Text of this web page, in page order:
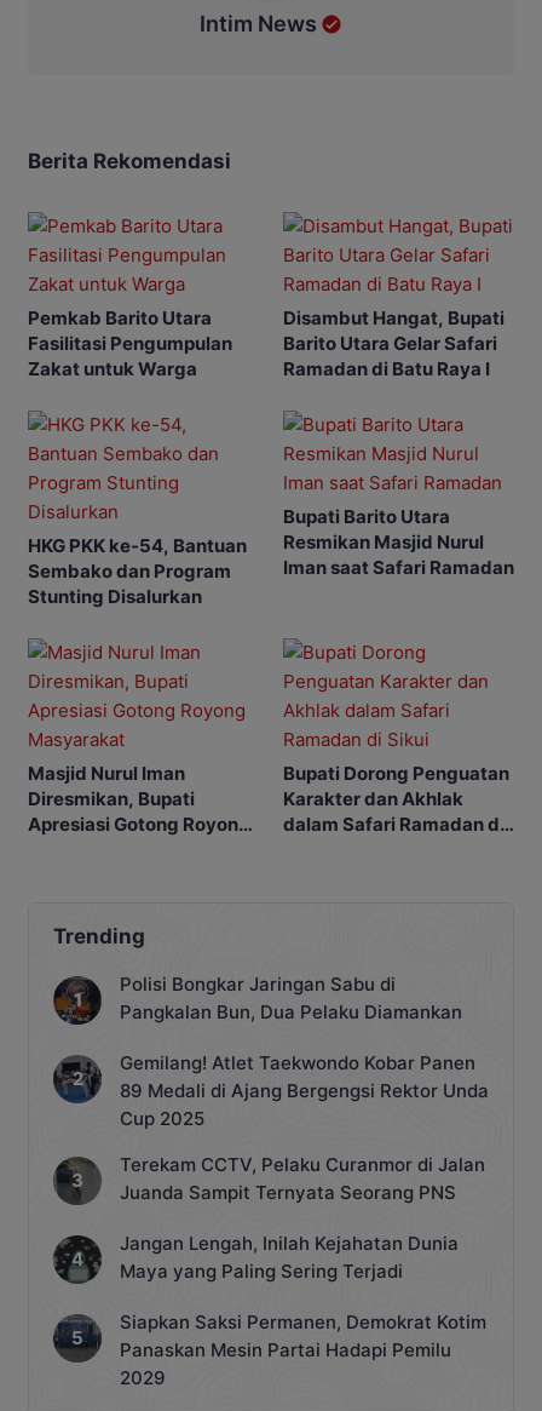
Intim News
Berita Rekomendasi
Pemkab Barito Utara
Fasilitasi Pengumpulan
Zakat untuk Warga
Disambut Hangat, Bupati
Barito Utara Gelar Safari
Ramadan di Batu Raya I
HKG PKK ke-54, Bantuan
Sembako dan Program
Stunting Disalurkan
Bupati Barito Utara
Resmikan Masjid Nurul
Iman saat Safari Ramadan
Masjid Nurul Iman
Diresmikan, Bupati
Apresiasi Gotong Royong
Bupati Dorong Penguatan
Karakter dan Akhlak
dalam Safari Ramadan di
Trending
Polisi Bongkar Jaringan Sabu di
Pangkalan Bun, Dua Pelaku Diamankan
Gemilang! Atlet Taekwondo Kobar Panen
89 Medali di Ajang Bergengsi Rektor Unda
Cup 2025
Terekam CCTV, Pelaku Curanmor di Jalan
Juanda Sampit Ternyata Seorang PNS
Jangan Lengah, Inilah Kejahatan Dunia
Maya yang Paling Sering Terjadi
Siapkan Saksi Permanen, Demokrat Kotim
Panaskan Mesin Partai Hadapi Pemilu
2029